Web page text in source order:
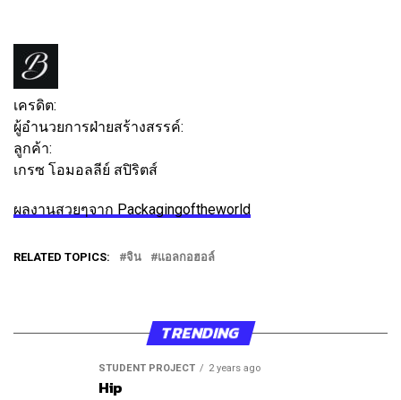
เครดิต:
ผู้อำนวยการฝ่ายสร้างสรรค์:
ลูกค้า:
เกรซ โอมอลลีย์ สปิริตส์
ผลงานสวยๆจาก Packagingoftheworld
RELATED TOPICS: จิน แอลกอฮอล์
TRENDING
STUDENT PROJECT 2 years ago
Hip